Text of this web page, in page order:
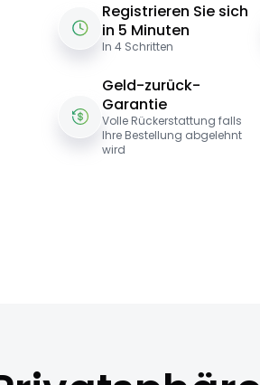
Registrieren Sie sich
in 5 Minuten
In 4 Schritten
Geld-zurück-
Garantie
Volle Rückerstattung falls
Ihre Bestellung abgelehnt
wird